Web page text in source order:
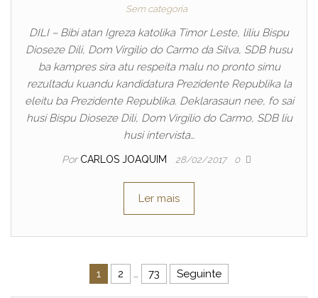
Sem categoria
DILI – Bibi atan Igreza katolika Timor Leste, liliu Bispu
Dioseze Dili, Dom Virgilio do Carmo da Silva, SDB husu
ba kampres sira atu respeita malu no pronto simu
rezultadu kuandu kandidatura Prezidente Republika la
eleitu ba Prezidente Republika. Deklarasaun nee, fo sai
husi Bispu Dioseze Dili, Dom Virgilio do Carmo, SDB liu
husi intervista…
Por CARLOS JOAQUIM 28/02/2017 0
Ler mais
Navegação de artigos
1 2 … 73 Seguinte